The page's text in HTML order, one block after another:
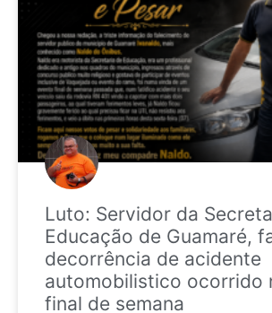
Luto: Servidor da
Educação de Guamaré,
decorrência de acidente
automobilistico ocorrido
final de semana